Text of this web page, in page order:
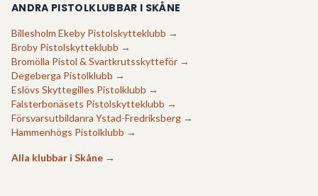
ANDRA PISTOLKLUBBAR I SKÅNE
Billesholm Ekeby Pistolskytteklubb →
Broby Pistolskytteklubb →
Bromölla Pistol & Svartkrutsskytteför →
Degeberga Pistolklubb →
Eslövs Skyttegilles Pistolklubb →
Falsterbonäsets Pistolskytteklubb →
Försvarsutbildanra Ystad-Fredriksberg →
Hammenhögs Pistolklubb →
Alla klubbar i Skåne →